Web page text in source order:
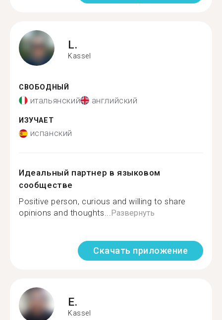
L.
Kassel
СВОБОДНЫЙ
итальянский английский
ИЗУЧАЕТ
испанский
Идеальный партнер в языковом
сообществе
Positive person, curious and willing to share
opinions and thoughts...Развернуть
Скачать приложение
E.
Kassel